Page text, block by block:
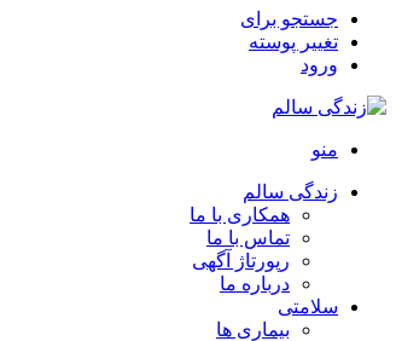
جستجو برای
تغییر پوسته
ورود
منو
زندگی سالم
همکاری با ما
تماس با ما
رپورتاژ آگهی
درباره ما
سلامتی
بیماری ها